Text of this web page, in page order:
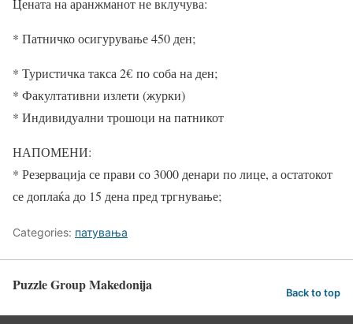
Цената на аранжманот не вклучува:
* Патничко осигурување 450 ден;
* Туристичка такса 2€ по соба на ден;
* Факултативни излети (журки)
* Индивидуални трошоци на патникот
НАПОМЕНИ:
* Резервација се прави со 3000 денари по лице, а остатокот
се доплаќа до 15 дена пред тргнување;
Categories: патувања
Puzzle Group Makedonija Back to top